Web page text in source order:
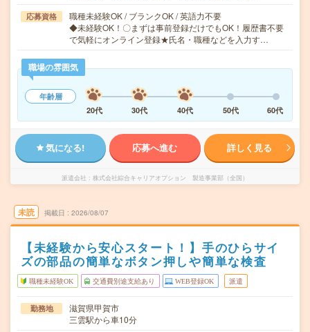
応募資格
職種未経験OK / ブランクOK / 英語力不要
◆未経験OK！〇まずは事前登録だけでもOK！履歴書不要
で気軽にオンライン登録★氏名・職種などを入力す…
職場の雰囲気
年齢層
20代
30代 40代 50代 60代
気になる! 応募へ進む 詳しく見る
派遣会社 株式会社綜合キャリアオプション 製造事業部（全国）
未読 掲載日 2026/08/07
【未経験から安心スタート！】手のひらサイ
ズの部品の簡単なボタン押しや簡単な検査
職種未経験OK 交通費別途支給あり WEB登録OK 派遣
勤務地
滋賀県甲賀市
三雲駅から車10分